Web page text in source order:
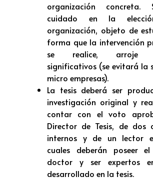
organización concreta.
cuidado en la
organización, objeto de
forma que la intervención
se realice, arroje
significativos (se evitará la
micro empresas).
La tesis deberá ser
investigación original y
contar con el voto
Director de Tesis, de dos
internos y de un lector
cuales deberán poseer
doctor y ser expertos
desarrollado en la tesis.